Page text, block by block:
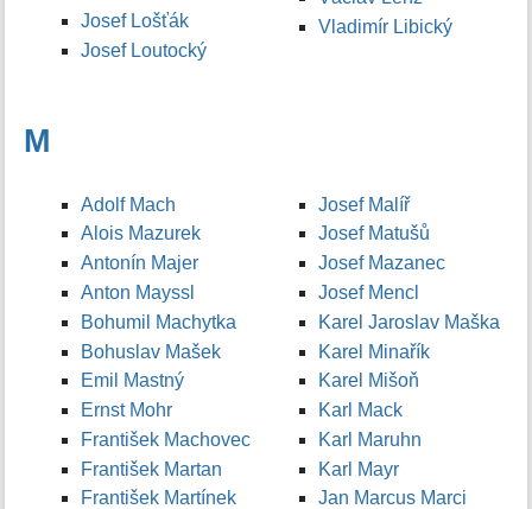
Josef Lošťák
Josef Loutocký
Vladimír Libický
M
Adolf Mach
Alois Mazurek
Antonín Majer
Anton Mayssl
Bohumil Machytka
Bohuslav Mašek
Emil Mastný
Ernst Mohr
František Machovec
František Martan
František Martínek
Josef Malíř
Josef Matušů
Josef Mazanec
Josef Mencl
Karel Jaroslav Maška
Karel Minařík
Karel Mišoň
Karl Mack
Karl Maruhn
Karl Mayr
Jan Marcus Marci